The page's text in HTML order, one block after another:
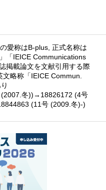
愛称はB-plus, 正式名称は
「IEICE Communications
掲載論文を文献引用する際
略称「IEICE Commun.
(2007.冬))→18826172 (4号
(11号 (2009.冬)-)